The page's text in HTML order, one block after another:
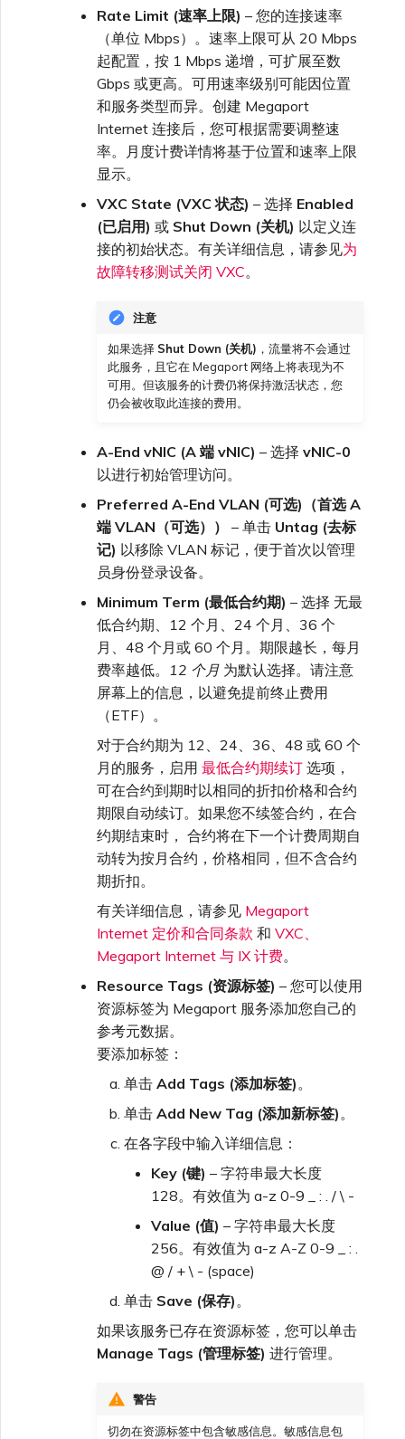
Rate Limit (速率上限) – 您的连接速率
（单位 Mbps）。速率上限可从 20 Mbps
起配置，按 1 Mbps 递增，可扩展至数
Gbps 或更高。可用速率级别可能因位置
和服务类型而异。创建 Megaport
Internet 连接后，您可根据需要调整速
率。月度计费详情将基于位置和速率上限
显示。
VXC State (VXC 状态) – 选择 Enabled
(已启用) 或 Shut Down (关机) 以定义连
接的初始状态。有关详细信息，请参见为
故障转移测试关闭 VXC。
注意
如果选择 Shut Down (关机) ，流量将不会通过
此服务，且它在 Megaport 网络上将表现为不
可用。但该服务的计费仍将保持激活状态，您
仍会被收取此连接的费用。
A-End vNIC (A 端 vNIC) – 选择 vNIC-0
以进行初始管理访问。
Preferred A-End VLAN (可选)（首选 A
端 VLAN（可选））
– 单击 Untag (去标
记) 以移除 VLAN 标记，便于首次以管理
员身份登录设备。
Minimum Term (最低合约期) – 选择 无最
低合约期、12 个月、24 个月、36 个
月、48 个月或 60 个月。期限越长，每月
费率越低。 12 个月 为默认选择。请注意
屏幕上的信息，以避免提前终止费用
（ETF）。
对于合约期为 12、24、36、48 或 60 个
月的服务，启用 最低合约期续订 选项，
可在合约到期时以相同的折扣价格和合约
期限自动续订。如果您不续签合约，在合
约期结束时， 合约将在下一个计费周期自
动转为按月合约，价格相同，但不含合约
期折扣。
有关详细信息，请参见 Megaport
Internet 定价和合同条款 和 VXC、
Megaport Internet 与 IX 计费。
Resource Tags (资源标签) – 您可以使用
资源标签为 Megaport 服务添加您自己的
参考元数据。
要添加标签：
单击 Add Tags (添加标签)。
单击 Add New Tag (添加新标签)。
在各字段中输入详细信息：
Key (键) – 字符串最大长度
128。有效值为 a-z 0-9 _ : . / \ -
Value (值) – 字符串最大长度
256。有效值为 a-z A-Z 0-9 _ : .
@ / + \ - (space)
单击 Save (保存)。
如果该服务已存在资源标签，您可以单击
Manage Tags (管理标签) 进行管理。
警告
切勿在资源标签中包含敏感信息。敏感信息包